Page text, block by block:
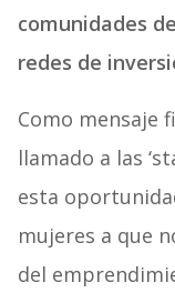
comunidades
redes de
Como mensaje
llamado a las
esta
mujeres a que
del